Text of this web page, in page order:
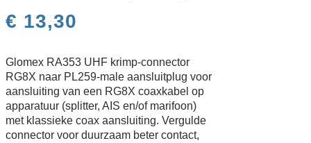
€ 13,30
Glomex RA353 UHF krimp-connector
RG8X naar PL259-male aansluitplug voor
aansluiting van een RG8X coaxkabel op
apparatuur (splitter, AIS en/of marifoon)
met klassieke coax aansluiting. Vergulde
connector voor duurzaam beter contact,